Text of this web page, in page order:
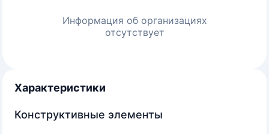
Информация об организациях
отсутствует
Характеристики
Конструктивные элементы